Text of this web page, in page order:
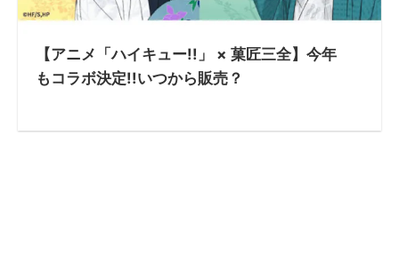
【アニメ「ハイキュー!!」 × 菓匠三全】今年
もコラボ決定!!いつから販売？